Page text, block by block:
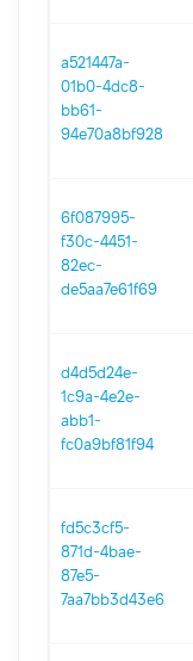
a521447a-
01b0-4dc8-
bb61-
94e70a8bf928
6f087995-
f30c-4451-
82ec-
de5aa7e61f69
d4d5d24e-
1c9a-4e2e-
abb1-
fc0a9bf81f94
fd5c3cf5-
871d-4bae-
87e5-
7aa7bb3d43e6